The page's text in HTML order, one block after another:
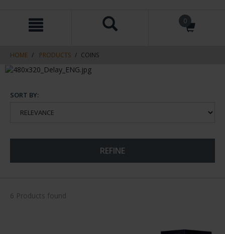
navigation
0
HOME PRODUCTS COINS
SORT BY:
REFINE
6 Products found